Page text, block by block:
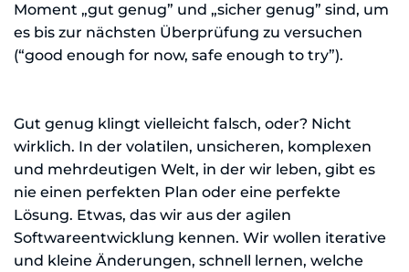
Moment „gut genug” und „sicher genug” sind, um
es bis zur nächsten Überprüfung zu versuchen
(“good enough for now, safe enough to try”).
Gut genug klingt vielleicht falsch, oder? Nicht
wirklich. In der volatilen, unsicheren, komplexen
und mehrdeutigen Welt, in der wir leben, gibt es
nie einen perfekten Plan oder eine perfekte
Lösung. Etwas, das wir aus der agilen
Softwareentwicklung kennen. Wir wollen iterative
und kleine Änderungen, schnell lernen, welche